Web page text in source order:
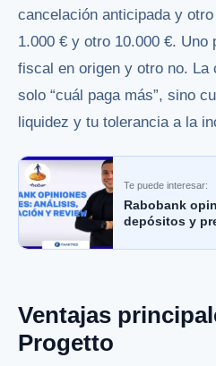
cancelación anticipada y
1.000 € y otro 10.000 €. Uno
fiscal en origen y otro no. La
solo “cuál paga más”, sino
liquidez y tu tolerancia a la
Te puede interesar:
Rabobank
depósitos y
Ventajas
Progetto